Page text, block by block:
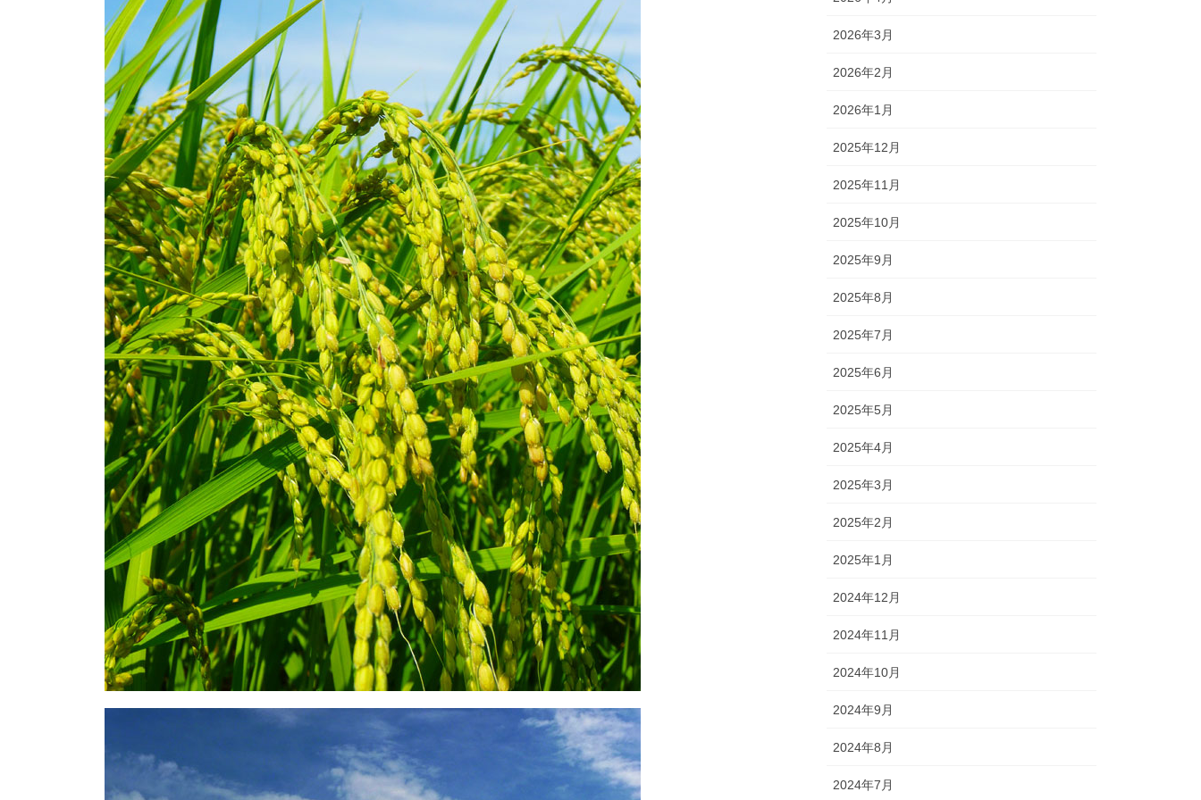
2026年3月
2026年2月
2026年1月
2025年12月
2025年11月
2025年10月
2025年9月
2025年8月
2025年7月
2025年6月
2025年5月
2025年4月
2025年3月
2025年2月
2025年1月
2024年12月
2024年11月
2024年10月
2024年9月
2024年8月
2024年7月